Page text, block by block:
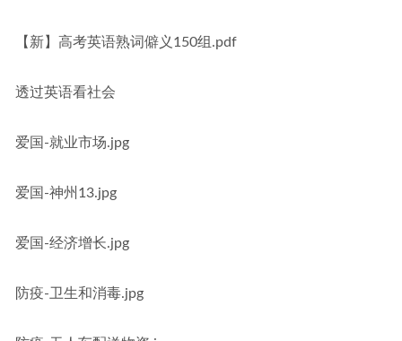
【新】高考英语熟词僻义150组.pdf
透过英语看社会
爱国-就业市场.jpg
爱国-神州13.jpg
爱国-经济增长.jpg
防疫-卫生和消毒.jpg